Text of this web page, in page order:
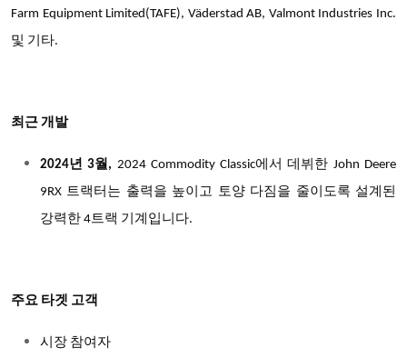
Farm Equipment Limited(TAFE), Väderstad AB, Valmont Industries Inc.
및 기타.
최근 개발
2024년 3월, 2024 Commodity Classic에서 데뷔한 John Deere
9RX 트랙터는 출력을 높이고 토양 다짐을 줄이도록 설계된
강력한 4트랙 기계입니다.
주요 타겟 고객
시장 참여자